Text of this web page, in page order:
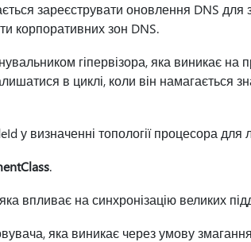
зареєструвати оновлення DNS для
корпоративних зон DNS.
гіпервізора, яка виникає на
в циклі, коли він намагається
у визначенні топології процесора для
.
впливає на синхронізацію великих
яка виникає через умову